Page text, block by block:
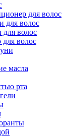
для волос
для волос
волос
волос
масла
рта